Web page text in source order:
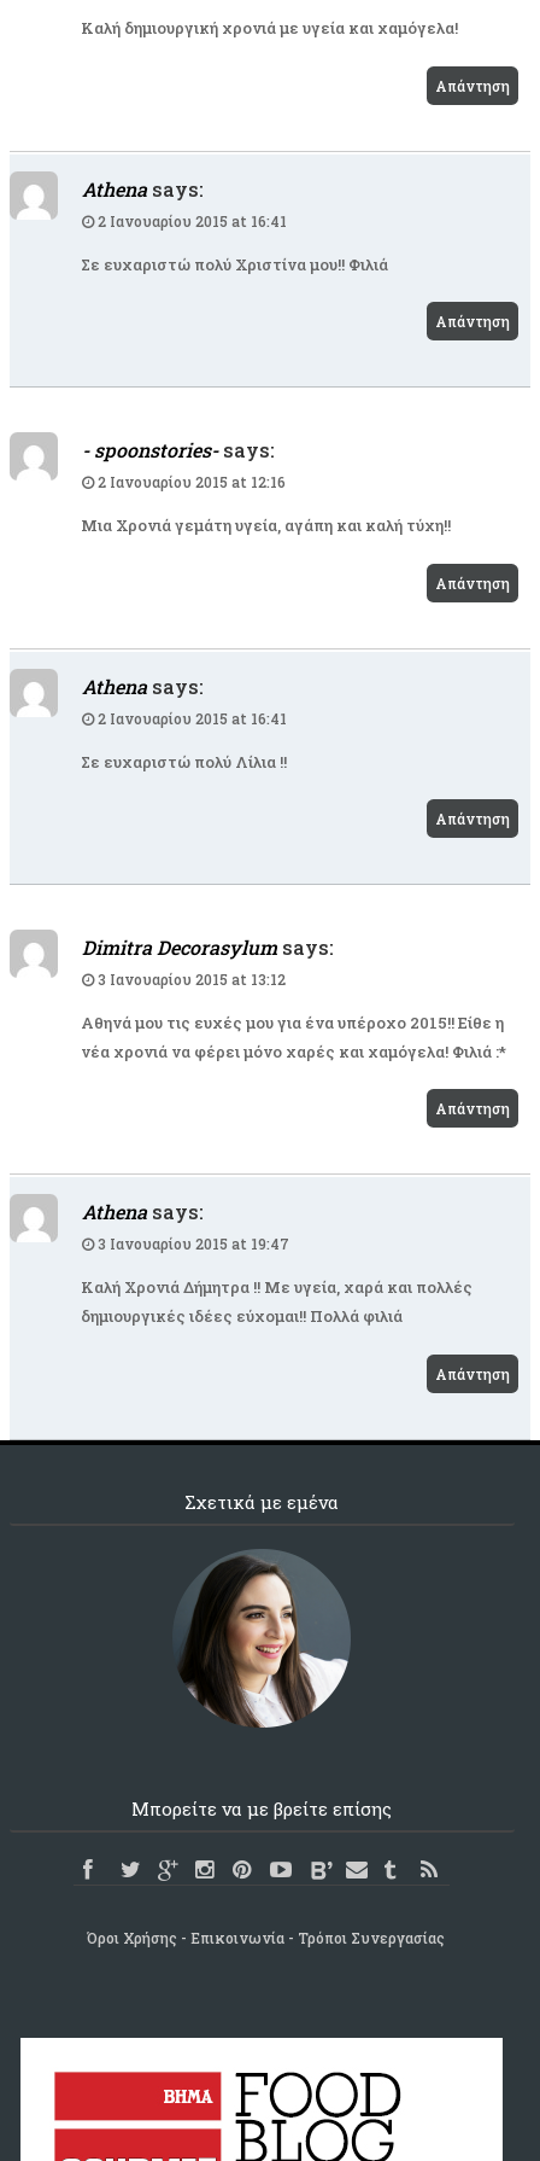
Καλή δημιουργική χρονιά με υγεία και χαμόγελα!
Απάντηση
Athena says:
2 Ιανουαρίου 2015 at 16:41
Σε ευχαριστώ πολύ Χριστίνα μου!! Φιλιά
Απάντηση
- spoonstories- says:
2 Ιανουαρίου 2015 at 12:16
Μια Χρονιά γεμάτη υγεία, αγάπη και καλή τύχη!!
Απάντηση
Athena says:
2 Ιανουαρίου 2015 at 16:41
Σε ευχαριστώ πολύ Λίλια !!
Απάντηση
Dimitra Decorasylum says:
3 Ιανουαρίου 2015 at 13:12
Αθηνά μου τις ευχές μου για ένα υπέροχο 2015!! Είθε η
νέα χρονιά να φέρει μόνο χαρές και χαμόγελα! Φιλιά :*
Απάντηση
Athena says:
3 Ιανουαρίου 2015 at 19:47
Καλή Χρονιά Δήμητρα !! Με υγεία, χαρά και πολλές
δημιουργικές ιδέες εύχομαι!! Πολλά φιλιά
Απάντηση
Σχετικά με εμένα
Μπορείτε να με βρείτε επίσης
Όροι Χρήσης Επικοινωνία Τρόποι Συνεργασίας